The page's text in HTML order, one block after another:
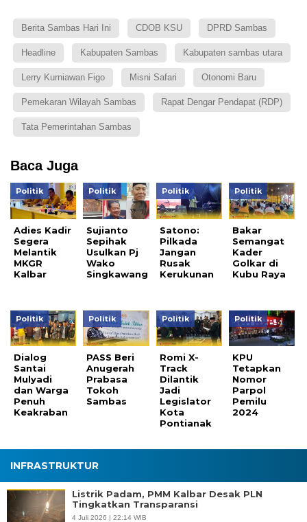
Berita Sambas Hari Ini CDOB KSU DPRD Sambas
Headline Kabupaten Sambas Kabupaten sambas utara
Lerry Kurniawan Figo Misni Safari Otonomi Baru
Pemekaran Wilayah Sambas Rapat Dengar Pendapat (RDP)
Tata Pemerintahan Sambas
Baca Juga
Politik
Adies Kadir
Segera
Melantik
MKGR
Kalbar
Politik
Sujianto
Sepihak
Usulkan Pj
Wako
Singkawang
Politik
Satono:
Pilkada
Jangan
Rusak
Kerukunan
Politik
Bakar
Semangat
Kader
Golkar di
Kubu Raya
Politik
Dialog
Santai
Mulyadi
dan Warga
Penuh
Keakraban
Politik
PASS Beri
Anugerah
Prabasa
Tokoh
Sambas
Politik
Romi X-
Track
Dilantik
Jadi
Legislator
Kota
Pontianak
Politik
KPU
Tetapkan
Nomor
Parpol
Pemilu
2024
INFRASTRUKTUR
Listrik Padam, PMM Kalbar Desak PLN
Tingkatkan Transparansi
4 Juli 2026 | 22:14 WIB